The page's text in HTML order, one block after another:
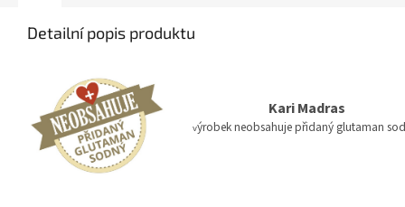
Detailní popis produktu
Kari Madras
výrobek neobsahuje přidaný glutaman